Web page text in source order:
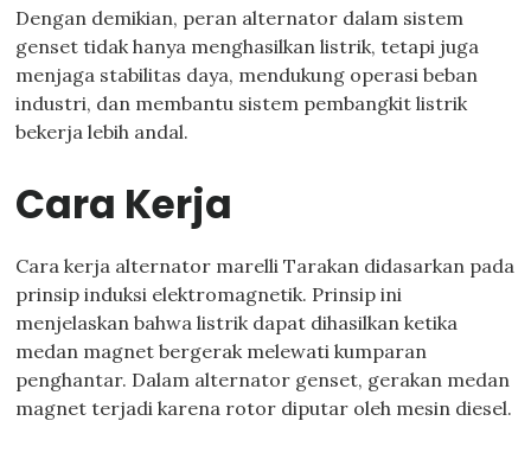
Dengan demikian, peran alternator dalam sistem
genset tidak hanya menghasilkan listrik, tetapi juga
menjaga stabilitas daya, mendukung operasi beban
industri, dan membantu sistem pembangkit listrik
bekerja lebih andal.
Cara Kerja
Cara kerja alternator marelli Tarakan didasarkan pada
prinsip induksi elektromagnetik. Prinsip ini
menjelaskan bahwa listrik dapat dihasilkan ketika
medan magnet bergerak melewati kumparan
penghantar. Dalam alternator genset, gerakan medan
magnet terjadi karena rotor diputar oleh mesin diesel.